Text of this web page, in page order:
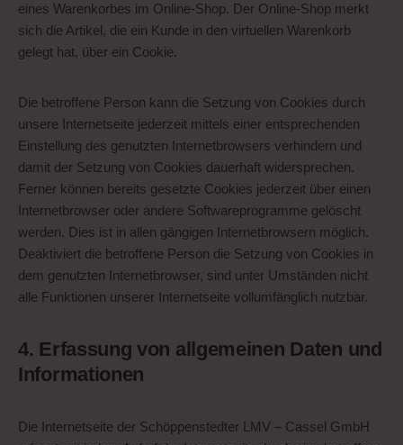
eines Warenkorbes im Online-Shop. Der Online-Shop merkt
sich die Artikel, die ein Kunde in den virtuellen Warenkorb
gelegt hat, über ein Cookie.
Die betroffene Person kann die Setzung von Cookies durch
unsere Internetseite jederzeit mittels einer entsprechenden
Einstellung des genutzten Internetbrowsers verhindern und
damit der Setzung von Cookies dauerhaft widersprechen.
Ferner können bereits gesetzte Cookies jederzeit über einen
Internetbrowser oder andere Softwareprogramme gelöscht
werden. Dies ist in allen gängigen Internetbrowsern möglich.
Deaktiviert die betroffene Person die Setzung von Cookies in
dem genutzten Internetbrowser, sind unter Umständen nicht
alle Funktionen unserer Internetseite vollumfänglich nutzbar.
4. Erfassung von allgemeinen Daten und
Informationen
Die Internetseite der Schöppenstedter LMV – Cassel GmbH